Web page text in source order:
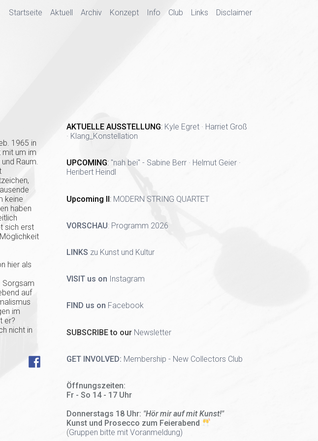
Startseite Aktuell Archiv Konzept Info Club Links Disclaimer
1965 in
mit um im
Raum.
keine
haben
sich erst
hier als
Sorgsam
auf
im
er?
nicht in
AKTUELLE AUSSTELLUNG: Kyle Egret · Harriet Groß
· Klang_Konstellation
UPCOMING: "nah bei" - Sabine Berr · Helmut Geier ·
Heribert Heindl
Upcoming II: MODERN STRING QUARTET
VORSCHAU: Programm 2026
LINKS zu Kunst und Kultur
VISIT us on Instagram
FIND us on Facebook
SUBSCRIBE to our Newsletter
GET INVOLVED: Membership - New Collectors Club
Öffnungszeiten:
Fr - So 14 - 17 Uhr
Donnerstags 18 Uhr: "Hör mir auf mit Kunst!"
Kunst und Prosecco zum Feierabend
(Gruppen bitte mit Voranmeldung)